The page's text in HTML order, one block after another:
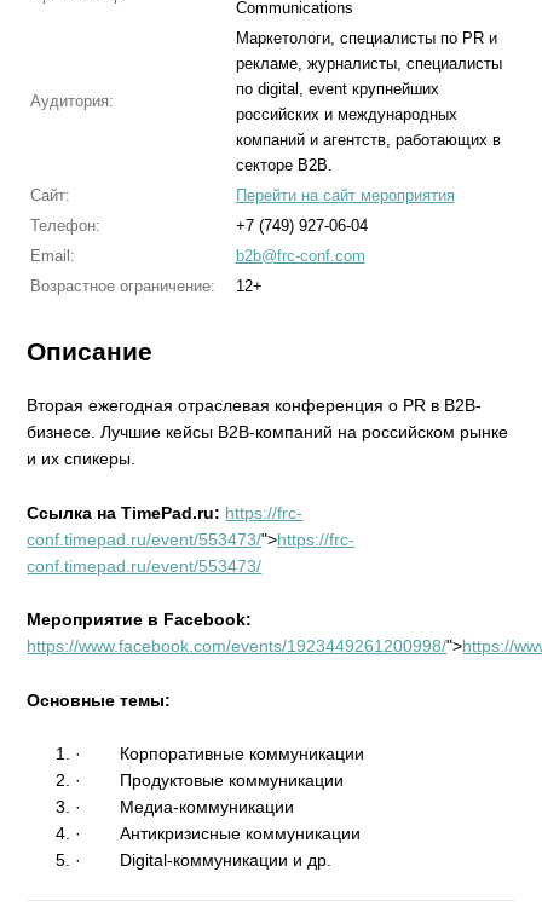
Communications
Аудитория:
Маркетологи, специалисты по PR и
рекламе, журналисты, специалисты
по digital, event крупнейших
российских и международных
компаний и агентств, работающих в
секторе В2В.
Сайт:
Перейти на сайт мероприятия
Телефон:
+7 (749) 927-06-04
Email:
b2b@frc-conf.com
Возрастное ограничение:
12+
Описание
Вторая ежегодная отраслевая конференция о PR в B2B-
бизнесе. Лучшие кейсы B2B-компаний на российском рынке
и их спикеры.
Ссылка наTimePad.ru: https://frc-
conf.timepad.ru/event/553473/">https://frc-
conf.timepad.ru/event/553473/
Мероприятие в Facebook:
https://www.facebook.com/events/1923449261200998/">https://
Основные темы:
· Корпоративные коммуникации
· Продуктовые коммуникации
· Медиа-коммуникации
·Антикризисные коммуникации
· Digital-коммуникации и др.